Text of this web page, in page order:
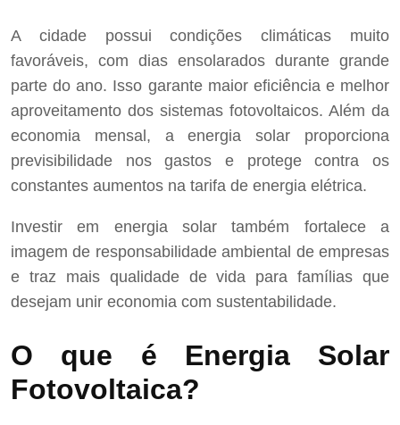
A cidade possui condições climáticas muito
favoráveis, com dias ensolarados durante grande
parte do ano. Isso garante maior eficiência e melhor
aproveitamento dos sistemas fotovoltaicos. Além da
economia mensal, a energia solar proporciona
previsibilidade nos gastos e protege contra os
constantes aumentos na tarifa de energia elétrica.
Investir em energia solar também fortalece a
imagem de responsabilidade ambiental de empresas
e traz mais qualidade de vida para famílias que
desejam unir economia com sustentabilidade.
O que é Energia Solar
Fotovoltaica?